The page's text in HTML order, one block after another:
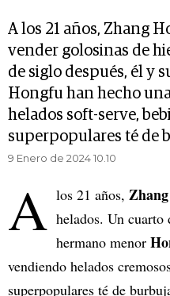
A los 21 años, Zhang
vender golosinas de
de siglo después, él y
Hongfu han hecho
helados soft-serve,
superpopulares té de
9 Enero de 2024 10.10
A los 21 años,
helados. Un cuarto
hermano menor
vendiendo helados
superpopulares té de